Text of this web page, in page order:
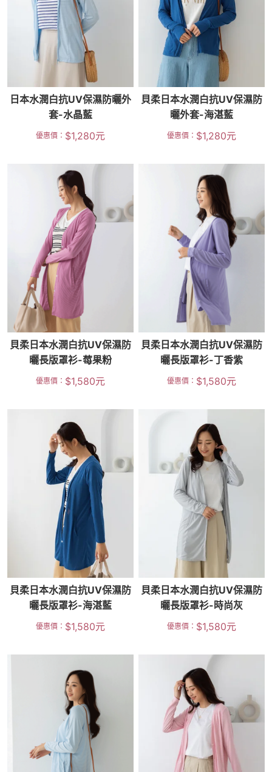
日本水潤白抗UV保濕防曬外
套-水晶藍
優惠價： $1,280元
貝柔日本水潤白抗UV保濕防
曬外套-海湛藍
優惠價： $1,280元
貝柔日本水潤白抗UV保濕防
曬長版罩衫-莓果粉
優惠價： $1,580元
貝柔日本水潤白抗UV保濕防
曬長版罩衫-丁香紫
優惠價： $1,580元
貝柔日本水潤白抗UV保濕防
曬長版罩衫-海湛藍
優惠價： $1,580元
貝柔日本水潤白抗UV保濕防
曬長版罩衫-時尚灰
優惠價： $1,580元